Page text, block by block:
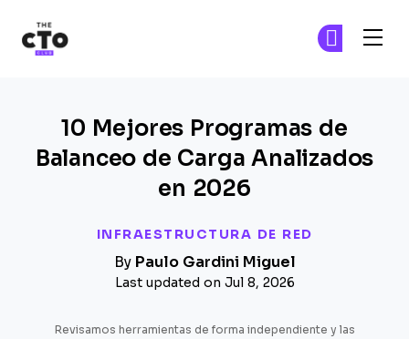
INFRAESTRUCTURA DE RED
10 Mejores Programas de
Balanceo de Carga Analizados
en 2026
By Paulo Gardini Miguel
Last updated on Jul 8, 2026
Revisamos herramientas de forma independiente y las